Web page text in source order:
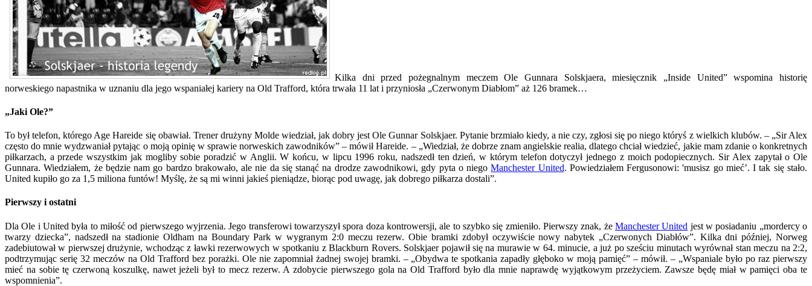
Kilka dni przed pożegnalnym meczem Ole Gunnara Solskjaera, miesięcznik „Inside United” wspomina historię
norweskiego napastnika w uznaniu dla jego wspaniałej kariery na Old Trafford, która trwała 11 lat i przyniosła „Czerwonym Diabłom” aż 126 bramek…
„Jaki Ole?”
To był telefon, którego Age Hareide się obawiał. Trener drużyny Molde wiedział, jak dobry jest Ole Gunnar Solskjaer. Pytanie brzmiało kiedy, a nie czy, zgłosi się po niego któryś z wielkich klubów. – „Sir Alex
często do mnie wydzwaniał pytając o moją opinię w sprawie norweskich zawodników” – mówił Hareide. – „Wiedział, że dobrze znam angielskie realia, dlatego chciał wiedzieć, jakie mam zdanie o konkretnych
piłkarzach, a przede wszystkim jak mogliby sobie poradzić w Anglii. W końcu, w lipcu 1996 roku, nadszedł ten dzień, w którym telefon dotyczył jednego z moich podopiecznych. Sir Alex zapytał o Ole
Gunnara. Wiedziałem, że będzie nam go bardzo brakowało, ale nie da się stanąć na drodze zawodnikowi, gdy pyta o niegoManchester United. Powiedziałem Fergusonowi: 'musisz go mieć’. I tak się stało.
United kupiło go za 1,5 miliona funtów! Myślę, że są mi winni jakieś pieniądze, biorąc pod uwagę, jak dobrego piłkarza dostali”.
Pierwszy i ostatni
Dla Ole i United była to miłość od pierwszego wyjrzenia. Jego transferowi towarzyszył spora doza kontrowersji, ale to szybko się zmieniło. Pierwszy znak, że Manchester United jest w posiadaniu „mordercy o
twarzy dziecka”, nadszedł na stadionie Oldham na Boundary Park w wygranym 2:0 meczu rezerw. Obie bramki zdobył oczywiście nowy nabytek „Czerwonych Diabłów”. Kilka dni później, Norweg
zadebiutował w pierwszej drużynie, wchodząc z ławki rezerwowych w spotkaniu z Blackburn Rovers. Solskjaer pojawił się na murawie w 64. minucie, a już po sześciu minutach wyrównał stan meczu na 2:2,
podtrzymując serię 32 meczów na Old Trafford bez porażki. Ole nie zapomniał żadnej swojej bramki. – „Obydwa te spotkania zapadły głęboko w moją pamięć” – mówił. – „Wspaniale było po raz pierwszy
mieć na sobie tę czerwoną koszulkę, nawet jeżeli był to mecz rezerw. A zdobycie pierwszego gola na Old Trafford było dla mnie naprawdę wyjątkowym przeżyciem. Zawsze będę miał w pamięci oba te
wspomnienia”.